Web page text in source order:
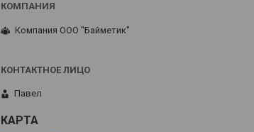
Компания ООО "Байметик"
Павел
КАРТА